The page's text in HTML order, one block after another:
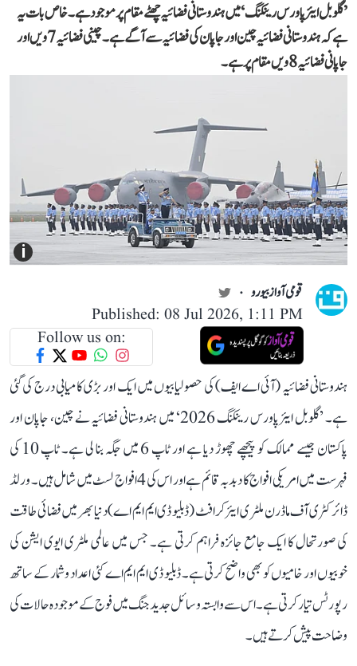
’گلوبل ایئر پاورس رینکنگ‘ میں ہندوستانی فضائیہ چھٹے مقام پر موجود ہے۔ خاص بات یہ
ہے کہ ہندوستانی فضائیہ چین اور جاپان کی فضائیہ سے آگے ہے۔ چینی فضائیہ 7ویں اور
جاپانی فضائیہ 8ویں مقام پر ہے۔
i
قومی آواز بیورو
Published: 08 Jul 2026, 1:11 PM
Follow us on:
ہندوستانی فضائیہ (آئی اے ایف) کی حصولیابیوں میں ایک اور بڑی کامیابی درج کی گئی
ہے۔ ’گلوبل ایئر پاورس رینکنگ 2026‘ میں ہندوستانی فضائیہ نے چین، جاپان اور
پاکستان جیسے ممالک کو پیچھے چھوڑ دیا ہے اور ٹاپ 6 میں جگہ بنا لی ہے۔ ٹاپ 10 کی
فہرست میں امریکی افواج کا دبدبہ قائم ہے اور اس کی 4 افواج لسٹ میں شامل ہیں۔ ورلڈ
ڈائرکٹری آف ماڈرن ملٹری ایئر کرافٹ (ڈبلیو ڈی ایم ایم اے) دنیا بھر میں فضائی طاقت
کی صورتحال کا ایک جامع جائزہ فراہم کرتی ہے۔ جس میں عالمی ملٹری ایوی ایشن کی
خوبیوں اور خامیوں کو بھی واضح کرتی ہے۔ ڈبلیو ڈی ایم ایم اے کئی اعداد و شمار کے ساتھ
رپورٹس تیار کرتی ہے۔ اس سے وابستہ وسائل جدید جنگ میں فوج کے موجودہ حالات کی
وضاحت پیش کرتے ہیں۔